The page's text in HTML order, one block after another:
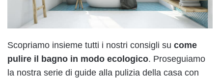
Scopriamo insieme tutti i nostri consigli su come
pulire il bagno in modo ecologico. Proseguiamo
la nostra serie di guide alla pulizia della casa con